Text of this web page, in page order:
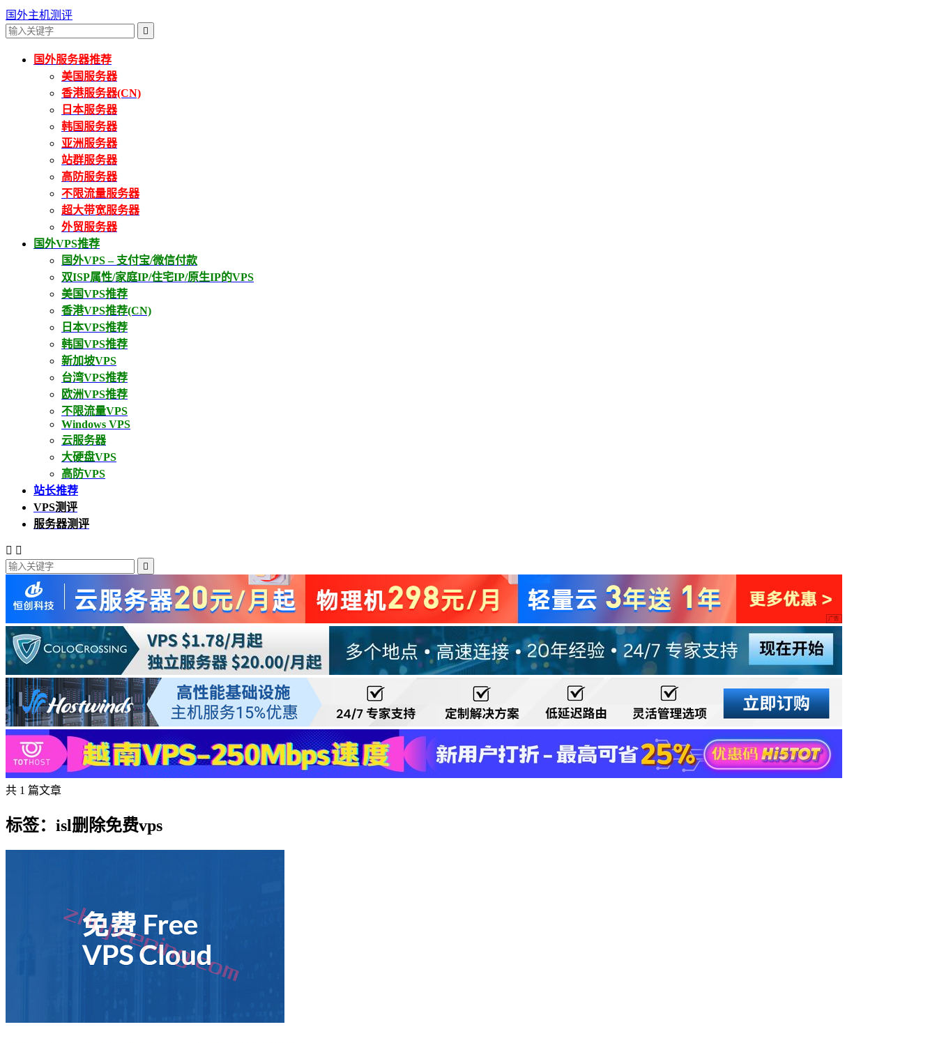
国外主机测评

国外服务器推荐
美国服务器
香港服务器(CN)
日本服务器
韩国服务器
亚洲服务器
站群服务器
高防服务器
不限流量服务器
超大带宽服务器
外贸服务器
国外VPS推荐
国外VPS – 支付宝/微信付款
双ISP属性/家庭IP/住宅IP/原生IP的VPS
美国VPS推荐
香港VPS推荐(CN)
日本VPS推荐
韩国VPS推荐
新加坡VPS
台湾VPS推荐
欧洲VPS推荐
不限流量VPS
Windows VPS
云服务器
大硬盘VPS
高防VPS
站长推荐
VPS测评
服务器测评
 

共 1 篇文章
标签：isl删除免费vps